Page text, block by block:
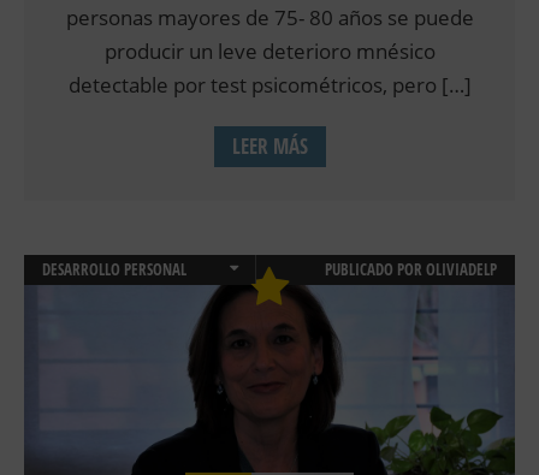
personas mayores de 75- 80 años se puede
producir un leve deterioro mnésico
detectable por test psicométricos, pero […]
LEER MÁS
DESARROLLO PERSONAL
TRASTORNOS DE PERSONALIDAD
PUBLICADO POR OLIVIADELP